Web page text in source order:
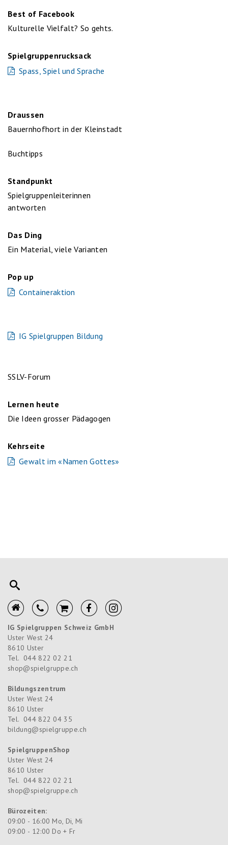
Best of Facebook
Kulturelle Vielfalt? So gehts.
Spielgruppenrucksack
Spass, Spiel und Sprache
Draussen
Bauernhofhort in der Kleinstadt
Buchtipps
Standpunkt
Spielgruppenleiterinnen
antworten
Das Ding
Ein Material, viele Varianten
Pop up
Containeraktion
IG Spielgruppen Bildung
SSLV-Forum
Lernen heute
Die Ideen grosser Pädagogen
Kehrseite
Gewalt im «Namen Gottes»
IG Spielgruppen Schweiz GmbH
Uster West 24
8610 Uster
Tel. 044 822 02 21
shop@spielgruppe.ch
Bildungszentrum
Uster West 24
8610 Uster
Tel. 044 822 04 35
bildung@spielgruppe.ch
SpielgruppenShop
Uster West 24
8610 Uster
Tel. 044 822 02 21
shop@spielgruppe.ch
Bürozeiten:
09:00 - 16:00 Mo, Di, Mi
09:00 - 12:00 Do + Fr